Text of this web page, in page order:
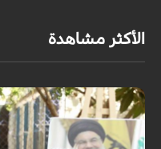
الأكثر مشاهدة